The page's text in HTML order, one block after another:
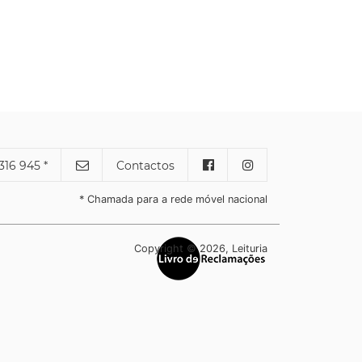
945 * Contactos
* Chamada para a rede móvel nacional
Copyright © 2026, Leituria